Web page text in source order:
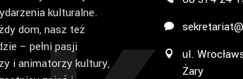
kulturalne.
dom, nasz też
– pełni pasji
i animatorzy kultury,
ul.
Żary